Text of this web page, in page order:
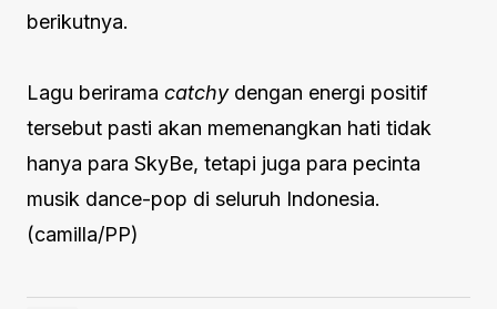
berikutnya.
Lagu berirama catchydengan energi positif
tersebut pasti akan memenangkan hati tidak
hanya para SkyBe, tetapi juga para pecinta
musik dance-pop di seluruh Indonesia.
(camilla/PP)